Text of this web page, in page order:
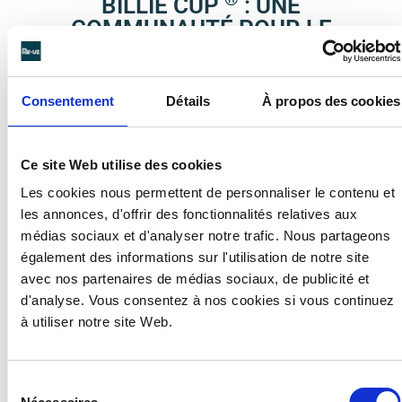
Consentement Détails À propos des cookies
Ce site Web utilise des cookies
Les cookies nous permettent de personnaliser le contenu et
les annonces, d'offrir des fonctionnalités relatives aux
médias sociaux et d'analyser notre trafic. Nous partageons
également des informations sur l'utilisation de notre site
avec nos partenaires de médias sociaux, de publicité et
d'analyse. Vous consentez à nos cookies si vous continuez
à utiliser notre site Web.
BILLIE CUP
: UNE
COMMUNAUTÉ POUR LE
Plus qu’une gamme de tasses réemployables, c’est une
véritable communauté qui s’est formée autour de Billie
®
pour boissons chaudes
sont destinés à être emportées
La mise en place d’un système de réseau est alors
apparue évidente. Nul besoin de retourner dans le
même café pour rendre sa tasse consignée, il est
possible de la déposer auprès d’un autre commerçant
de la communauté. Ainsi, après avoir dégusté sa
boisson dans son mug Billie, il n’est pas nécessaire de
manière innovante de créer du lien et de favoriser les